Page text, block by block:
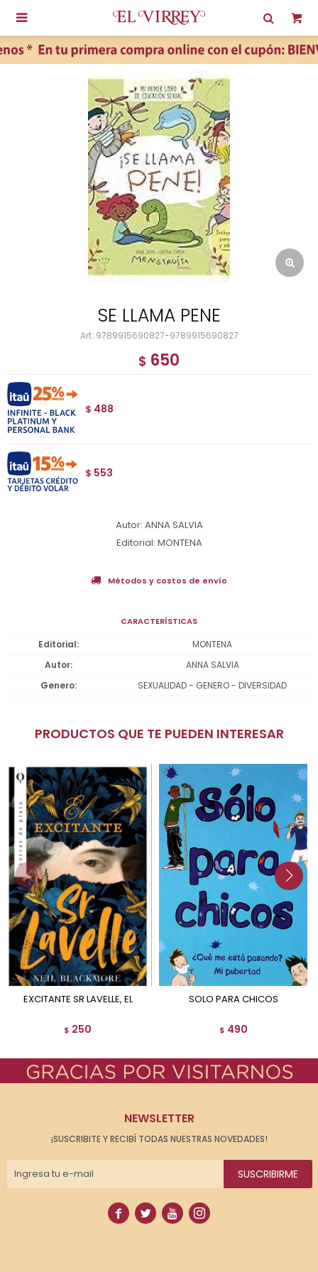

SE LLAMA PENE
9789915690827-9789915690827
$ 650
$ 488
$ 553
Autor: ANNA SALVIA
Editorial: MONTENA
Métodos y costos de envío
CARACTERÍSTICAS
Editorial
MONTENA
Autor
ANNA SALVIA
Genero
SEXUALIDAD - GENERO - DIVERSIDAD
PRODUCTOS QUE TE PUEDEN INTERESAR
EXCITANTE SR LAVELLE, EL
$ 250
SOLO PARA CHICOS
$ 490
NEWSLETTER
¡SUSCRIBITE Y RECIBÍ TODAS NUESTRAS NOVEDADES!
SUSCRIBIRME
   